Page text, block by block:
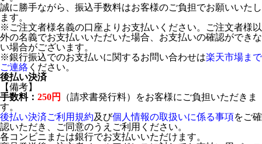
誠に勝手ながら、振込手数料はお客様のご負担でお願いいたし
ます。
※ご注文者様名義の口座よりお支払いください。ご注文者様以
外の名義でお支払いいただいた場合、お支払いの確認ができな
い場合がございます。
※銀行振込でのお支払いに関するお問い合わせは楽天市場まで
ご連絡 ください。
後払い決済
【備考】
手数料： 250円
（請求書発行料）をお客様にご負担いただきま
す。
後払い決済ご利用規約及び個人情報の取扱いに係る事項をご確
認いただき、ご同意のうえご利用ください。
各コンビニまたは銀行でお支払いいただけます。